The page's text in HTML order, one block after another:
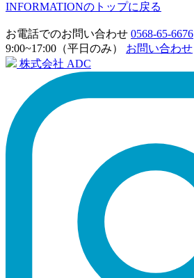
INFORMATIONのトップに戻る
お電話でのお問い合わせ 0568-65-6676
9:00~17:00（平日のみ）
お問い合わせ
株式会社 ADC